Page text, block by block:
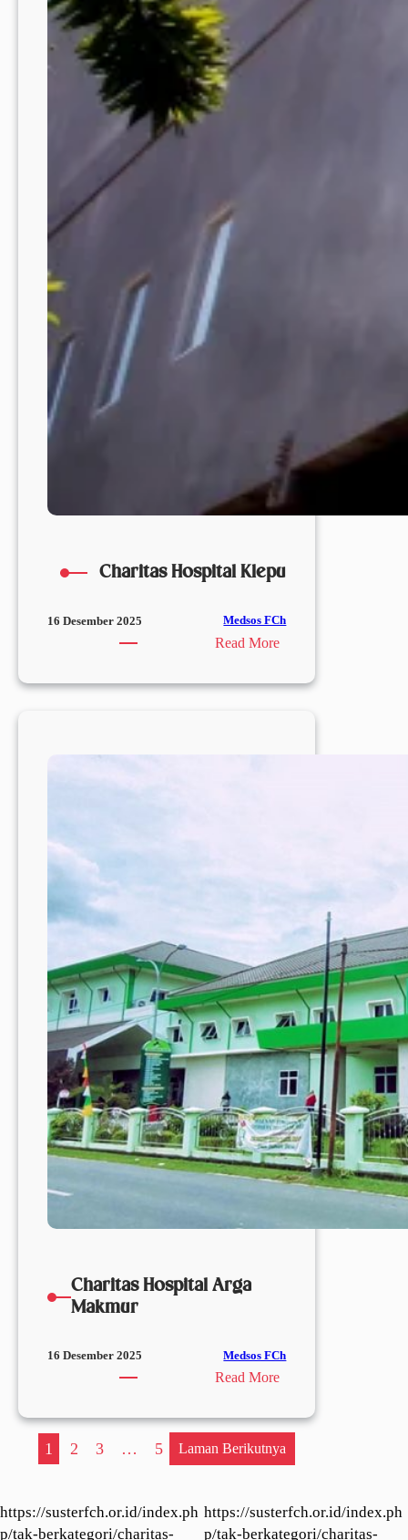
Charitas Hospital Klepu
16 Desember 2025 Medsos FCh
Read More:
Hospital
Charitas Hospital Arga
Makmur
16 Desember 2025 Medsos FCh
Read More:
Hospital
Arga
Makmur
1 2 3 … 5 Laman Berikutnya
https://susterfch.or.id/index.ph
p/tak-berkategori/charitas-
https://susterfch.or.id/index.ph
p/tak-berkategori/charitas-